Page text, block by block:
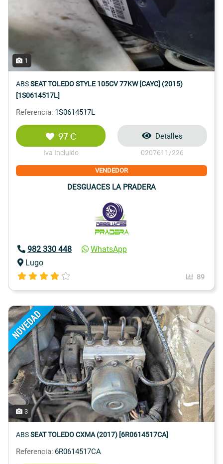
1
ABSSEAT TOLEDO STYLE 105CV 77KW [CAYC] (2015)
[1S0614517L]
Referencia: 1S0614517L
97 €
Iva Incluido
Detalles
0207611/226
VENDEDOR
DESGUACES LA PRADERA
982 330 448
WhatsApp
Lugo
89
3
ABSSEAT TOLEDO CXMA (2017) [6R0614517CA]
Referencia: 6R0614517CA